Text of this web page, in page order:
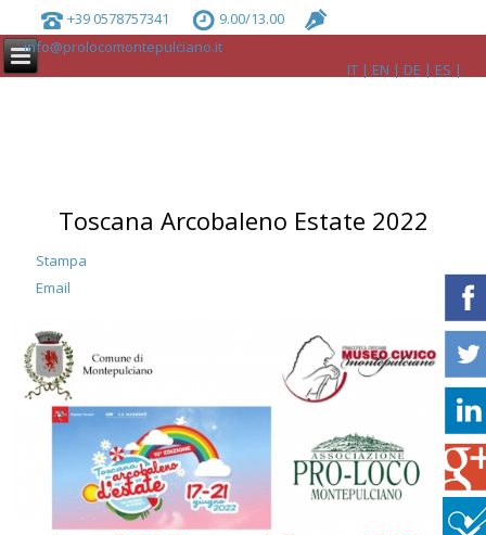
+39 0578757341
9.00/13.00
info@prolocomontepulciano.it
IT
EN DE ES
Toscana Arcobaleno Estate 2022
Stampa
Email